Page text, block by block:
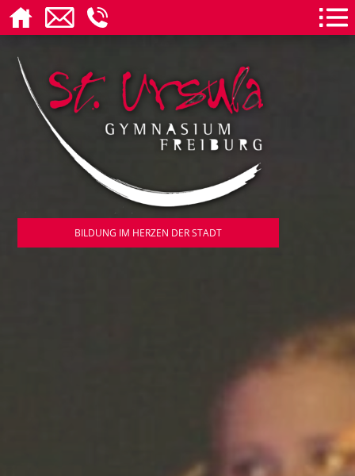
BILDUNG IM HERZEN DER STADT